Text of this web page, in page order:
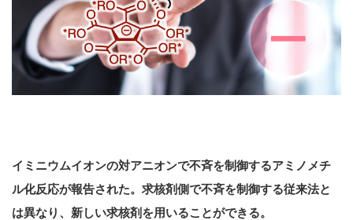
イミニウムイオンの対アニオンで不斉を制御するアミノメチ
ル化反応が報告された。求核剤側で不斉を制御する従来法と
は異なり、新しい求核剤を用いることができる。